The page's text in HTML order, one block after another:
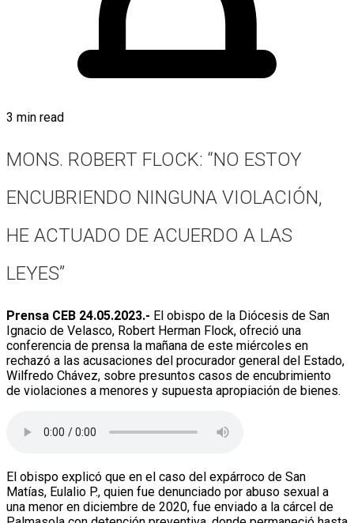
3 min read
MONS. ROBERT FLOCK: “NO ESTOY
ENCUBRIENDO NINGUNA VIOLACIÓN,
HE ACTUADO DE ACUERDO A LAS
LEYES”
Prensa CEB 24.05.2023.- El obispo de la Diócesis de San
Ignacio de Velasco, Robert Herman Flock, ofreció una
conferencia de prensa la mañana de este miércoles en
rechazó a las acusaciones del procurador general del Estado,
Wilfredo Chávez, sobre presuntos casos de encubrimiento
de violaciones a menores y supuesta apropiación de bienes.
El obispo explicó que en el caso del expárroco de San
Matías, Eulalio P., quien fue denunciado por abuso sexual a
una menor en diciembre de 2020, fue enviado a la cárcel de